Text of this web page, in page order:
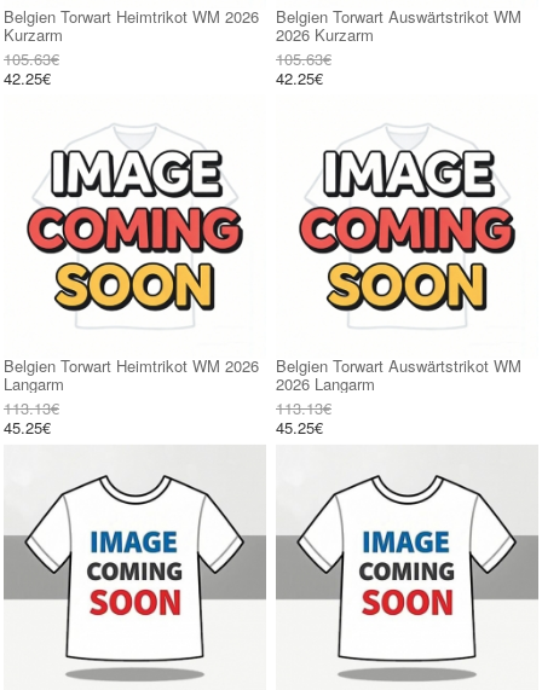
Belgien Torwart Heimtrikot WM 2026
Kurzarm
105.63€
42.25€
Belgien Torwart Auswärtstrikot WM
2026 Kurzarm
105.63€
42.25€
Belgien Torwart Heimtrikot WM 2026
Langarm
113.13€
45.25€
Belgien Torwart Auswärtstrikot WM
2026 Langarm
113.13€
45.25€